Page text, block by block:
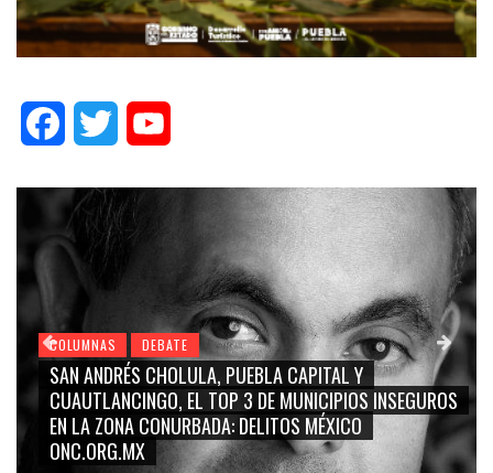
FacebookTwitter
COLUMNAS DEBATE
SAN ANDRÉS CHOLULA, PUEBLA CAPITAL Y
CUAUTLANCINGO, EL TOP 3 DE MUNICIPIOS INSEGUROS
EN LA ZONA CONURBADA: DELITOS MÉXICO
ONC.ORG.MX